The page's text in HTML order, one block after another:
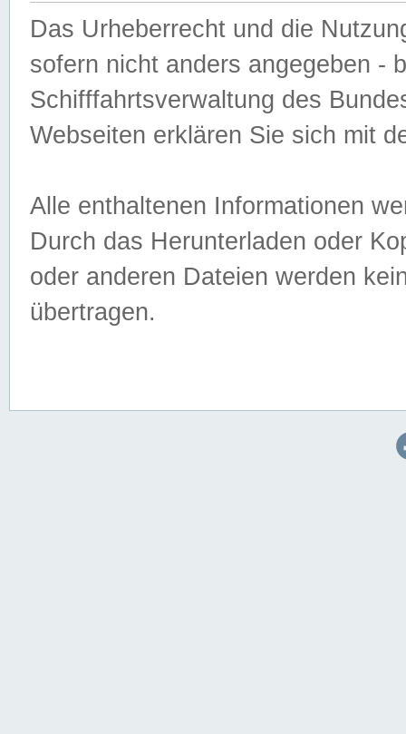
Das Urheberrecht und die
sofern nicht anders angegeben -
Schifffahrtsverwaltung des
Webseiten erklären Sie sich mit
Alle enthaltenen Informationen
Durch das Herunterladen oder
oder anderen Dateien werden
übertragen.